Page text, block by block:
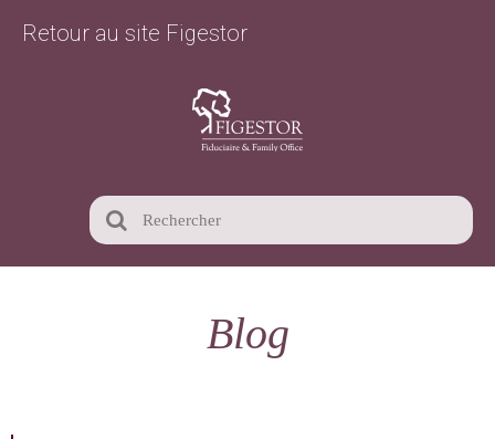
Retour au site Figestor
Blog